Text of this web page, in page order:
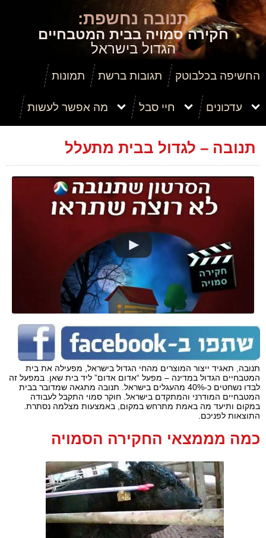
תנובה נחשפת:
חקירה סמויה בבית המטבחיים
הגדול בישראל‬
החשיפה בכלבוטק תגובות ברשת תמונות
עדכונים חיי סבל מה אפשר לעשות
תנובה – לגדול בבית מתעלל
תנובה, תאגיד ייצור המוצרים מהחי הגדול בישראל, מפעילה את בית
המטבחיים הגדול במדינה – מפעל “אדום אדום” ליד בית שאן. במפעל זה
לבדו נשחטים כ-40% מהעגלים בישראל. תנובה מתגאה שמדובר בבית
המטבחיים המודרני והמתקדם בישראל. חוקר סמוי התקבל לעבודה
במקום ותיעד מה באמת מתרחש במקום, באמצעות מצלמה נסתרת.
התוצאות לפניכם.
כמה מממצאי החקירה הסמויה